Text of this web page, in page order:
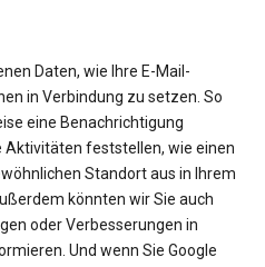
Daten, wie Ihre E-Mail-
in Verbindung zu setzen. So
eine Benachrichtigung
Aktivitäten feststellen, wie einen
Standort aus in Ihrem
könnten wir Sie auch
oder Verbesserungen in
Und wenn Sie Google